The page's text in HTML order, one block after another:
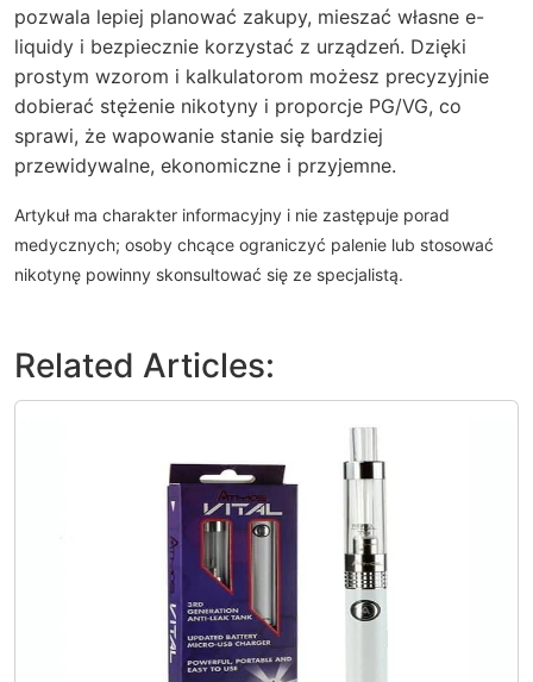
pozwala lepiej planować zakupy, mieszać własne e-
liquidy i bezpiecznie korzystać z urządzeń. Dzięki
prostym wzorom i kalkulatorom możesz precyzyjnie
dobierać stężenie nikotyny i proporcje PG/VG, co
sprawi, że wapowanie stanie się bardziej
przewidywalne, ekonomiczne i przyjemne.
Artykuł ma charakter informacyjny i nie zastępuje porad
medycznych; osoby chcące ograniczyć palenie lub stosować
nikotynę powinny skonsultować się ze specjalistą.
Related Articles: